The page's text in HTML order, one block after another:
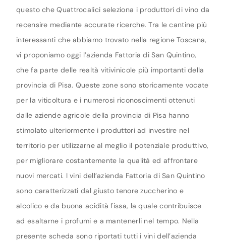
questo che Quattrocalici seleziona i produttori di vino da
recensire mediante accurate ricerche. Tra le cantine più
interessanti che abbiamo trovato nella regione Toscana,
vi proponiamo oggi l’azienda Fattoria di San Quintino,
che fa parte delle realtà vitivinicole più importanti della
provincia di Pisa. Queste zone sono storicamente vocate
per la viticoltura e i numerosi riconoscimenti ottenuti
dalle aziende agricole della provincia di Pisa hanno
stimolato ulteriormente i produttori ad investire nel
territorio per utilizzarne al meglio il potenziale produttivo,
per migliorare costantemente la qualità ed affrontare
nuovi mercati. I vini dell’azienda Fattoria di San Quintino
sono caratterizzati dal giusto tenore zuccherino e
alcolico e da buona acidità fissa, la quale contribuisce
ad esaltarne i profumi e a mantenerli nel tempo. Nella
presente scheda sono riportati tutti i vini dell’azienda